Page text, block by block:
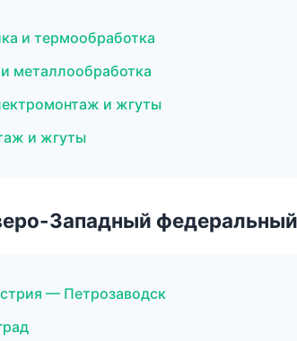
и термообработка
металлообработка
и жгуты
и жгуты
Западный
— Петрозаводск